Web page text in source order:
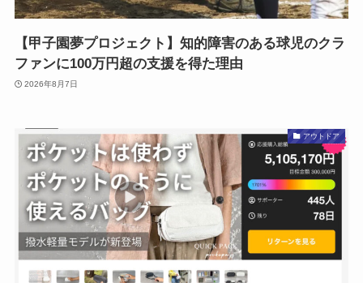
【甲子園夢プロジェクト】知的障害のある球児のクラ
ファンに100万円超の支援を得た理由
2026年8月7日
アウトドア